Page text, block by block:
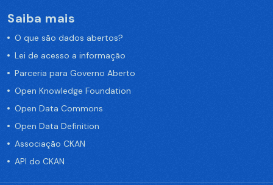
Saiba mais
O que são dados abertos?
Lei de acesso a informação
Parceria para Governo Aberto
Open Knowledge Foundation
Open Data Commons
Open Data Definition
Associação CKAN
API do CKAN